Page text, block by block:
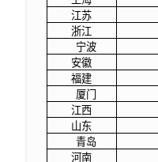
江苏
浙江
宁波
安徽
福建
厦门
江西
山东
青岛
河南